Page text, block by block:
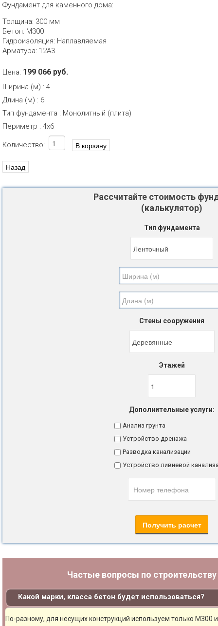
Фундамент для каменного дома:
Толщина: 300 мм
Бетон: М300
Гидроизоляция: Наплавляемая
Арматура: 12А3
Цена: 199 066 руб.
Ширина (м) : 4
Длина (м) : 6
Тип фундамента : Монолитный (плита)
Периметр : 4х6
Количество:
Рассчитайте стоимость
(калькулятор)
Тип фундамента
Стены сооружения
Этажей
Дополнительные услуги:
Анализ грунта
Устройство дренажа
Разводка канализации
Устройство ливневой
Частые вопросы по
Какой марки, класса бетон будет использоваться?
По-разному, для несущих конструкций используем только М300